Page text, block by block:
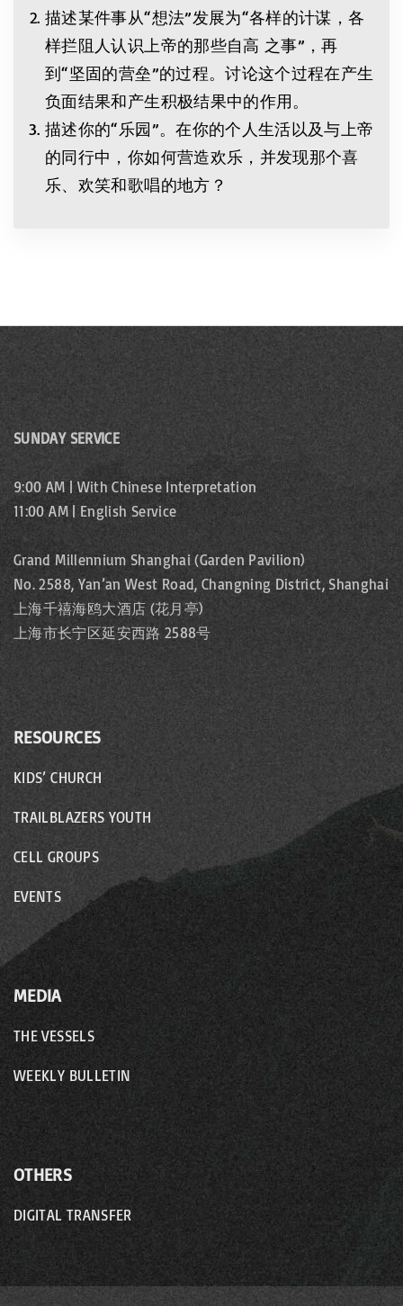
描述某件事从“想法”发展为“各样的计谋，各
样拦阻人认识上帝的那些自高 之事”，再
到“坚固的营垒”的过程。讨论这个过程在产生
负面结果和产生积极结果中的作用。
描述你的“乐园”。在你的个人生活以及与上帝
的同行中，你如何营造欢乐，并发现那个喜
乐、欢笑和歌唱的地方？
SUNDAY SERVICE
9:00 AM | With Chinese Interpretation
11:00 AM | English Service
Grand Millennium Shanghai (Garden Pavilion)
No. 2588, Yan’an West Road, Changning District, Shanghai
上海千禧海鸥大酒店 (花月亭)
上海市长宁区延安西路 2588号
RESOURCES
KIDS’ CHURCH
TRAILBLAZERS YOUTH
CELL GROUPS
EVENTS
MEDIA
THE VESSELS
WEEKLY BULLETIN
OTHERS
DIGITAL TRANSFER